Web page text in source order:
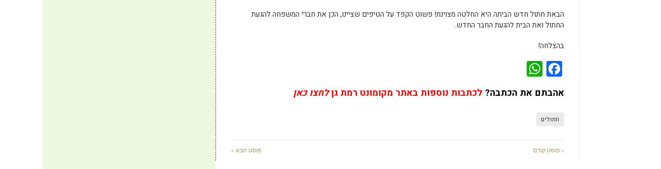
הבאת חתול חדש הביתה היא החלטה מצוינת! פשוט הקפד על הטיפים שציינו, הכן את חברי המשפחה להגעת
החתול ואת הבית להגעת החבר החדש.
בהצלחה!
Facebook
אהבתם את הכתבה? לכתבות נוספות באתר מקומונט רמת גןלחצו כאן
חתולים
« פוסט קודם פוסט הבא »